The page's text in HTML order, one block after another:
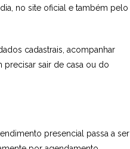
no site oficial e também pelo
cadastrais, acompanhar
sair de casa ou do
presencial passa a ser